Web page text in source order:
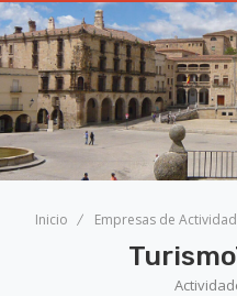
Inicio Empresas de